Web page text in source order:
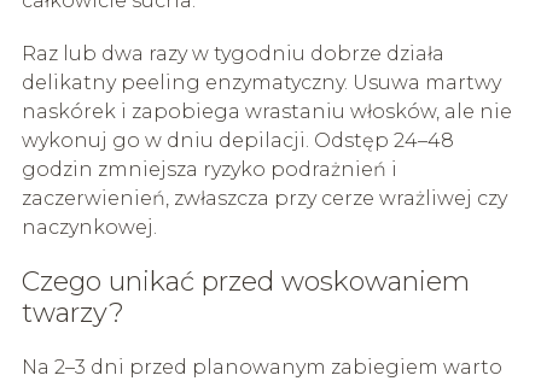
Raz lub dwa razy w tygodniu dobrze działa
delikatny peeling enzymatyczny. Usuwa martwy
naskórek i zapobiega wrastaniu włosków, ale nie
wykonuj go w dniu depilacji. Odstęp 24–48
godzin zmniejsza ryzyko podrażnień i
zaczerwienień, zwłaszcza przy cerze wrażliwej czy
naczynkowej.
Czego unikać przed woskowaniem
twarzy?
Na 2–3 dni przed planowanym zabiegiem warto